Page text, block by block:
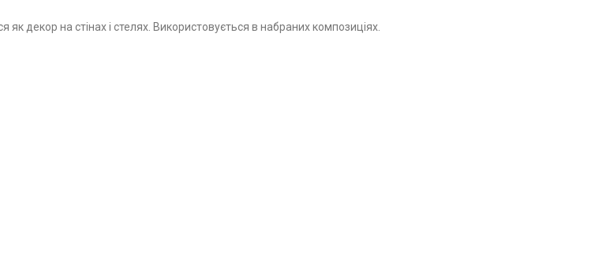
декор на стінах і стелях. Використовується в набраних композиціях.